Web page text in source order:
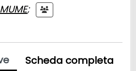
;
Scheda completa